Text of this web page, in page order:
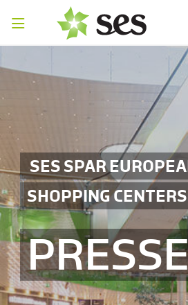
SES SPAR
SHOPPING CENTERS
PRESSEAUSSENDUNGEN